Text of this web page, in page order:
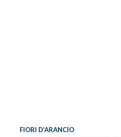
FIORI D’ARANCIO